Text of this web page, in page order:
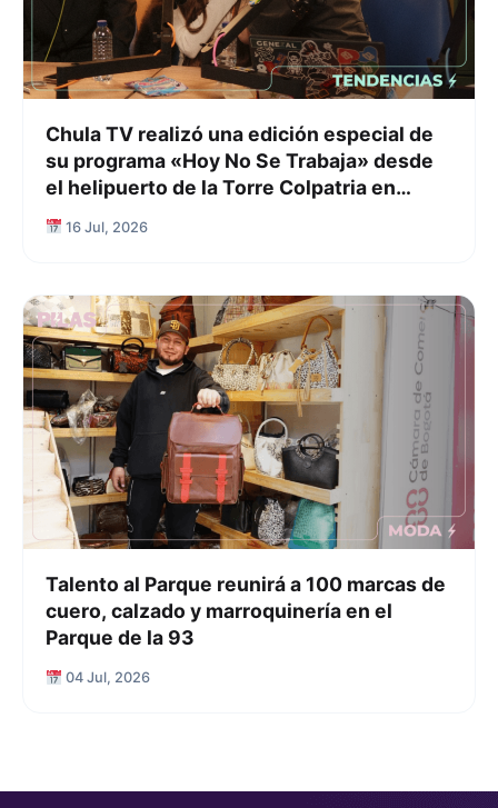
Chula TV realizó una edición especial de
su programa «Hoy No Se Trabaja» desde
el helipuerto de la Torre Colpatria en
Bogotá
16 Jul, 2026
Talento al Parque reunirá a 100 marcas de
cuero, calzado y marroquinería en el
Parque de la 93
04 Jul, 2026